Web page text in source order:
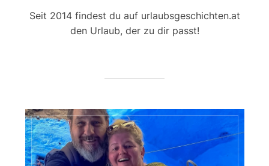
Seit 2014 findest du auf urlaubsgeschichten.at
den Urlaub, der zu dir passt!